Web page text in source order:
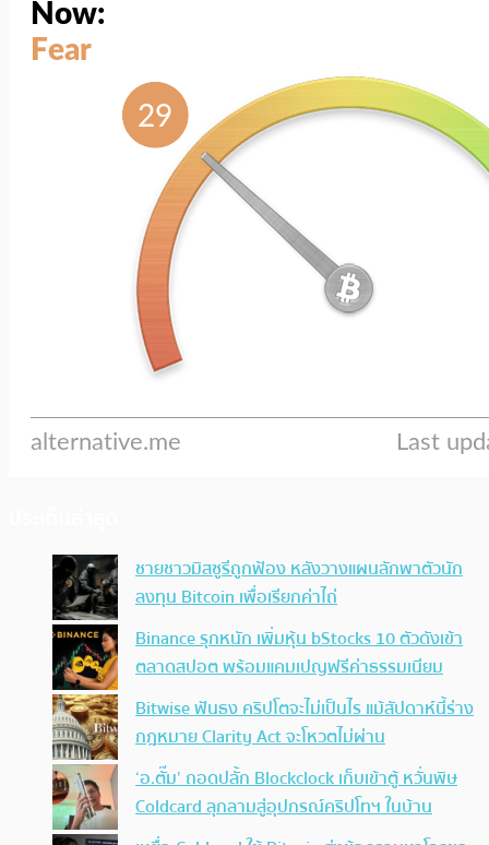
ชายชาวมิสซูรีถูกฟ้อง หลังวางแผนลักพาตัวนัก
ลงทุน Bitcoin เพื่อเรียกค่าไถ่
Binance รุกหนัก เพิ่มหุ้น bStocks 10 ตัวดังเข้า
ตลาดสปอต พร้อมแคมเปญฟรีค่าธรรมเนียม
Bitwise ฟันธง คริปโตจะไม่เป็นไร แม้สัปดาห์นี้ร่าง
กฎหมาย Clarity Act จะโหวตไม่ผ่าน
‘อ.ตั๊ม’ ถอดปลั้ก Blockclock เก็บเข้าตู้ หวั่นพิษ
Coldcard ลุกลามสู่อุปกรณ์คริปโทฯ ในบ้าน